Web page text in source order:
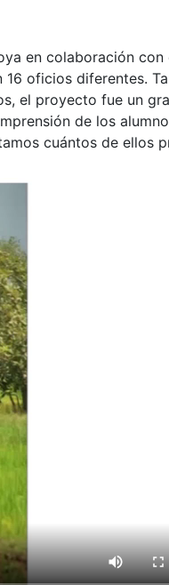
en colaboración
oficios diferentes.
el proyecto fue un
de los
cuántos de ellos